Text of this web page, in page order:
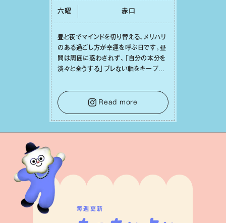
六曜 ⾚⼝
昼と夜でマインドを切り替える、メリハリ
のある過ごし⽅が幸運を呼ぶ⽇です。昼
間は周囲に惑わされず、「⾃分の本分を
淡々と全うする」ブレない軸をキープし
⾔葉に流されないよう、⼼にしっかりブ
レーキをかけること。この意識の切り替
えが、あなたに確かな安⼼感をもたらす
はずです。
Read more
毎週更新